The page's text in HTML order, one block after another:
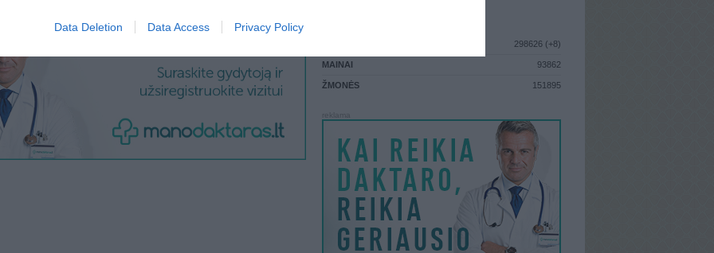
Data Deletion Data Access Privacy Policy
298626 (+8)
MAINAI 93862
ŽMONĖS 151895